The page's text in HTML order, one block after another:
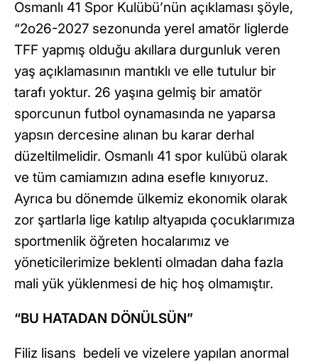
Osmanlı 41 Spor Kulübü’nün açıklaması şöyle,
“2o26-2027 sezonunda yerel amatör liglerde
TFF yapmış olduğu akıllara durgunluk veren
yaş açıklamasının mantıklı ve elle tutulur bir
tarafı yoktur. 26 yaşına gelmiş bir amatör
sporcunun futbol oynamasında ne yaparsa
yapsın dercesine alınan bu karar derhal
düzeltilmelidir. Osmanlı 41 spor kulübü olarak
ve tüm camiamızın adına esefle kınıyoruz.
Ayrıca bu dönemde ülkemiz ekonomik olarak
zor şartlarla lige katılıp altyapıda çocuklarımıza
sportmenlik öğreten hocalarımız ve
yöneticilerimize beklenti olmadan daha fazla
mali yük yüklenmesi de hiç hoş olmamıştır.
“BU HATADAN DÖNÜLSÜN”
Filiz lisans bedeli ve vizelere yapılan anormal